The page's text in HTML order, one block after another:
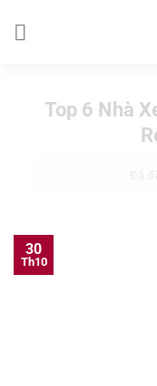
Top 6 Nhà
30
Th10